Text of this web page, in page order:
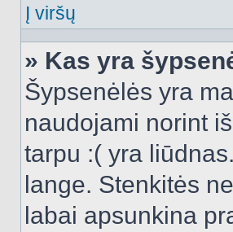
Į viršų
» Kas yra
Šypsenėlės yra
naudojami norint
tarpu :( yra
lange. Stenkitės
labai apsunkina